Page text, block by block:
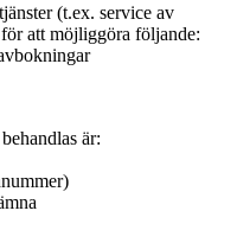
(t.ex. service av
att möjliggöra följande:
är: